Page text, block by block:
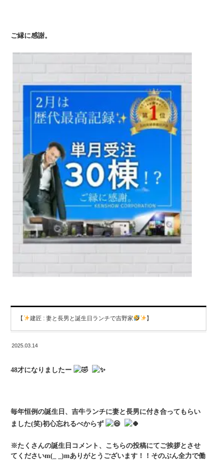
ご縁に感謝。
【 建匠 : 妻と長男と誕生日ランチで吉野家 】
2025.03.14
48才になりましたー
毎年恒例の誕生日、吉牛ランチに妻と長男に付き合ってもらい
ました(笑)初心忘れるべからず
※たくさんの誕生日コメント、こちらの投稿にてご挨拶とさせ
てくださいm(_ _)mありがとうございます！！そのぶん全力で働